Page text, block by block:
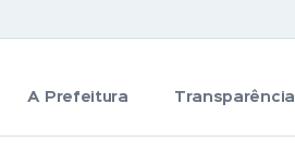
A Prefeitura Transparência